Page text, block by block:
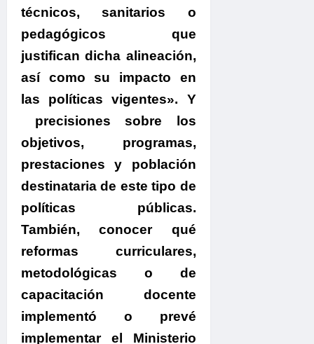
técnicos, sanitarios o
pedagógicos que
justifican dicha alineación,
así como su impacto en
las políticas vigentes». Y
precisiones sobre los
objetivos, programas,
prestaciones y población
destinataria de este tipo de
políticas públicas.
También, conocer qué
reformas curriculares,
metodológicas o de
capacitación docente
implementó o prevé
implementar el Ministerio